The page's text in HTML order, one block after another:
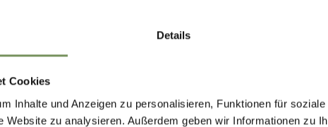
Details
Cookies
Inhalte und Anzeigen zu personalisieren, Funktionen für
Website zu analysieren. Außerdem geben wir Informationen zu
7, Merano, Tel.: +39 0473 273 300
trovare uno shuttle facilmente in tutto l’Alto